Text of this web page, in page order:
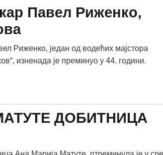
Павел Риженко,
Риженко, један од водећих мајстора
изненада је преминуо у 44. години.
ДОБИТНИЦА